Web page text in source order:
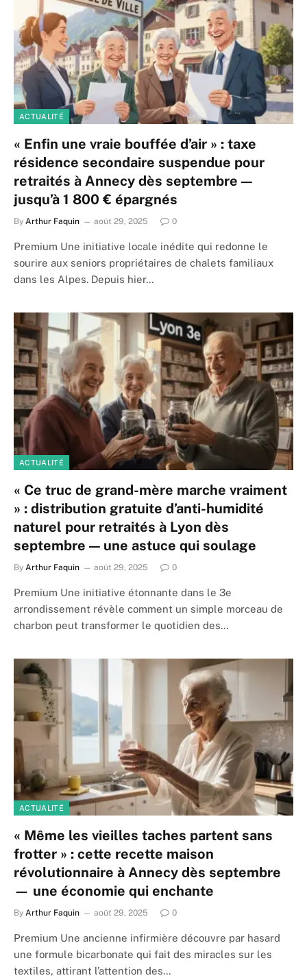
ACTUALITÉ
« Enfin une vraie bouffée d’air » : taxe
résidence secondaire suspendue pour
retraités à Annecy dès septembre —
jusqu’à 1 800 € épargnés
By Arthur Faquin août 29, 2025 0
Premium Une initiative locale inédite qui redonne le
sourire aux seniors propriétaires de chalets familiaux
dans les Alpes. Depuis hier…
ACTUALITÉ
« Ce truc de grand-mère marche vraiment
» : distribution gratuite d’anti-humidité
naturel pour retraités à Lyon dès
septembre — une astuce qui soulage
By Arthur Faquin août 29, 2025 0
Premium Une initiative étonnante dans le 3e
arrondissement révèle comment un simple morceau de
charbon peut transformer le quotidien des…
ACTUALITÉ
« Même les vieilles taches partent sans
frotter » : cette recette maison
révolutionnaire à Annecy dès septembre
— une économie qui enchante
By Arthur Faquin août 29, 2025 0
Premium Une ancienne infirmière découvre par hasard
une formule bicarbonate qui fait des miracles sur les
textiles, attirant l’attention des…